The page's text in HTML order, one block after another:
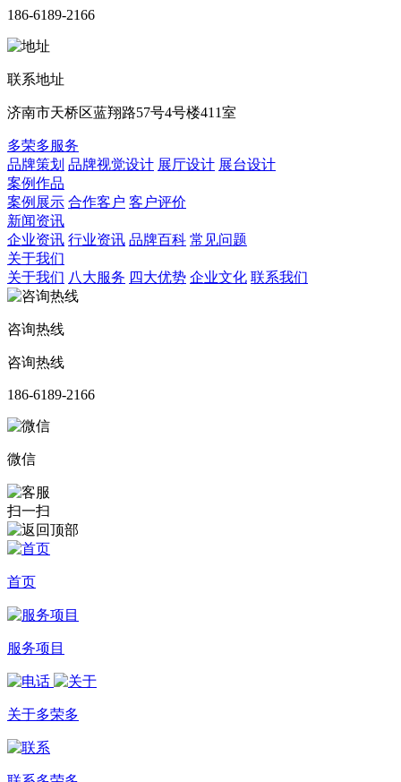
186-6189-2166
联系地址
济南市天桥区蓝翔路57号4号楼411室
多荣多服务
品牌策划 品牌视觉设计 展厅设计 展台设计
案例作品
案例展示 合作客户 客户评价
新闻资讯
企业资讯 行业资讯 品牌百科 常见问题
关于我们
关于我们 八大服务 四大优势 企业文化 联系我们
咨询热线
咨询热线
186-6189-2166
微信
扫一扫
首页
服务项目
关于多荣多